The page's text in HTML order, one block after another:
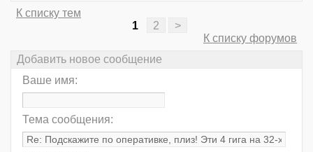
К списку тем
1
2
>
К списку форумов
Добавить новое сообщение
Ваше имя:
Тема сообщения: